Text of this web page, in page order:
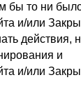
бы то ни
и/или
действия,
и
и/или